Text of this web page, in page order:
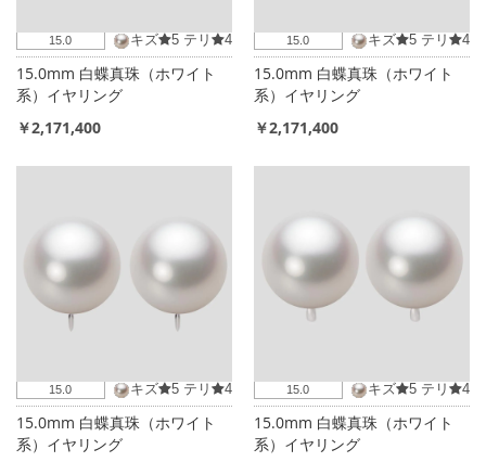
15.0 キズ 5 テリ 4
15.0mm 白蝶真珠（ホワイト
系）イヤリング
￥2,171,400
15.0 キズ 5 テリ 4
15.0mm 白蝶真珠（ホワイト
系）イヤリング
￥2,171,400
15.0 キズ 5 テリ 4
15.0mm 白蝶真珠（ホワイト
系）イヤリング
15.0 キズ 5 テリ 4
15.0mm 白蝶真珠（ホワイト
系）イヤリング